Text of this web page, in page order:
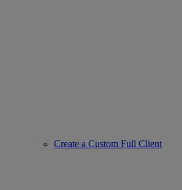
Create a Custom Full Client